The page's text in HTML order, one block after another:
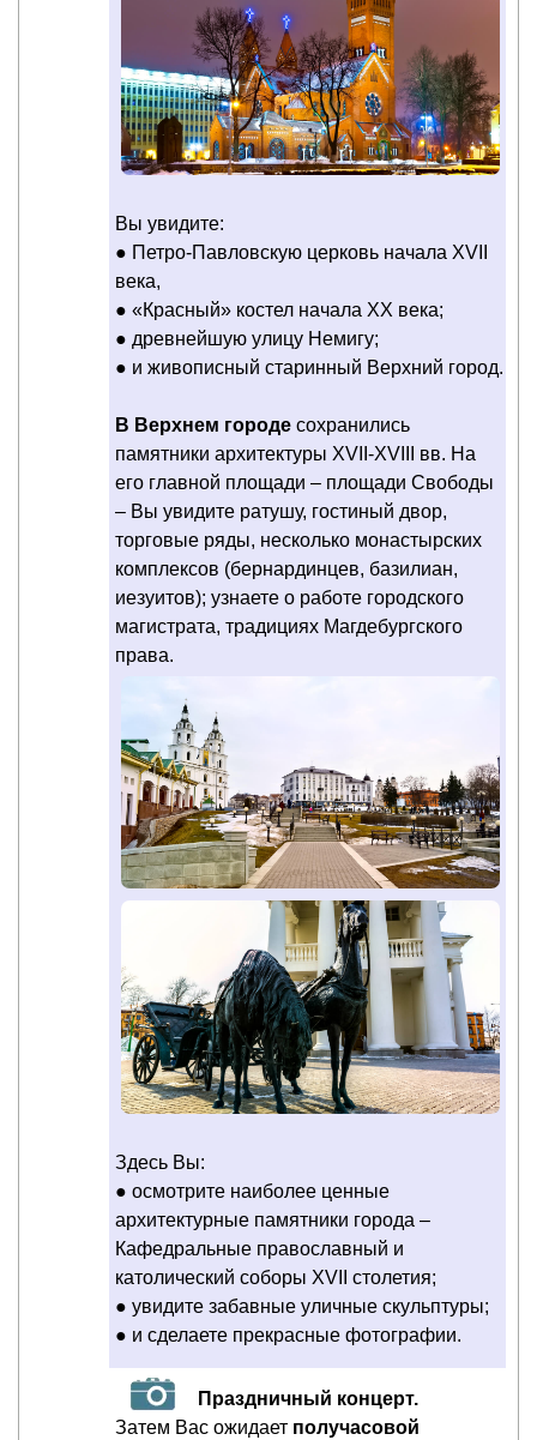
Вы увидите:
● Петро-Павловскую церковь начала ХVII
века,
● «Красный» костел начала ХХ века;
● древнейшую улицу Немигу;
● и живописный старинный Верхний город.
В Верхнем городе сохранились
памятники архитектуры XVII-XVIII вв. На
его главной площади – площади Свободы
– Вы увидите ратушу, гостиный двор,
торговые ряды, несколько монастырских
комплексов (бернардинцев, базилиан,
иезуитов); узнаете о работе городского
магистрата, традициях Магдебургского
права.
Здесь Вы:
● осмотрите наиболее ценные
архитектурные памятники города –
Кафедральные православный и
католический соборы ХVII столетия;
● увидите забавные уличные скульптуры;
● и сделаете прекрасные фотографии.
Праздничный концерт.
Затем Вас ожидает получасовой